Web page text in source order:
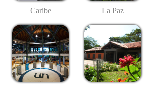
Caribe La Paz